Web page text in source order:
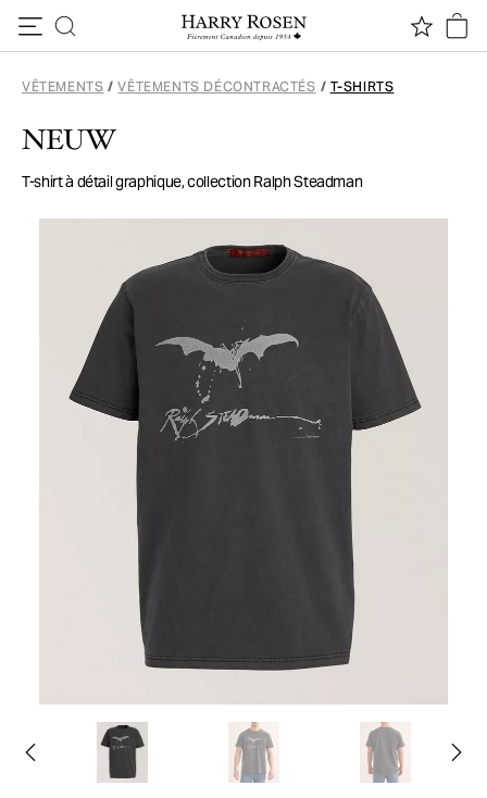
VÊTEMENTS / VÊTEMENTS DÉCONTRACTÉS / T-SHIRTS
NEUW
T-shirt à détail graphique, collection Ralph Steadman